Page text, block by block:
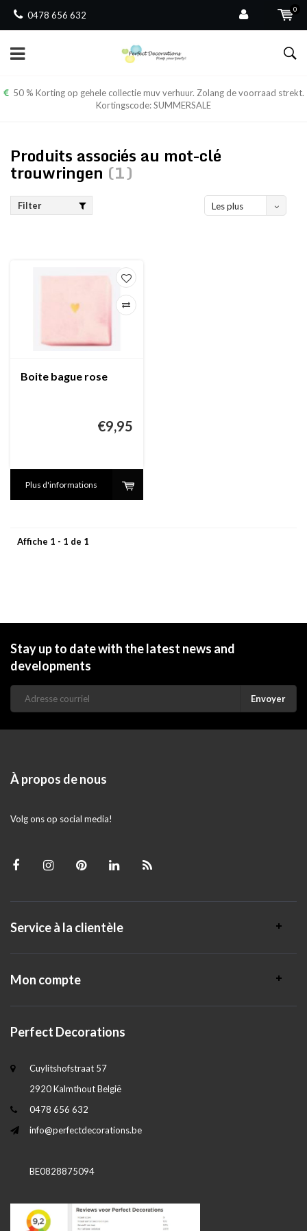
0478 656 632
0
50 % Korting op gehele collectie muv verhuur. Zolang de voorraad strekt.
Kortingscode: SUMMERSALE
Produits associés au mot-clé
trouwringen (1)
Filter
Les plus
Boite bague rose
€9,95
Plus d'informations
Affiche 1 - 1 de 1
Stay up to date with the latest news and
developments
Envoyer
À propos de nous
Volg ons op social media!
Service à la clientèle
Mon compte
Perfect Decorations
Cuylitshofstraat 57
2920 Kalmthout België
0478 656 632
info@perfectdecorations.be
BE0828875094